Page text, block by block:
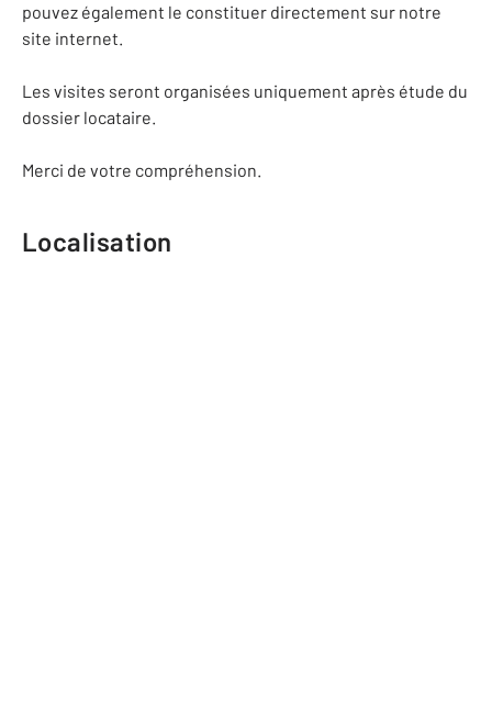
pouvez également le constituer directement sur notre
site internet.
Les visites seront organisées uniquement après étude du
dossier locataire.
Merci de votre compréhension.
Localisation